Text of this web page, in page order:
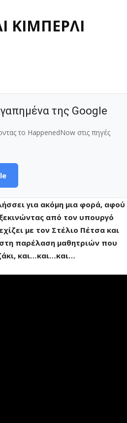
ΚΙΜΠΕΡΛΙ
της Google
το HappenedNow στις πηγές
για ακόμη μια φορά, αφού
από τον υπουργό
με τον Στέλιο Πέτσα και
παρέλαση μαθητριών που
και…και…και…